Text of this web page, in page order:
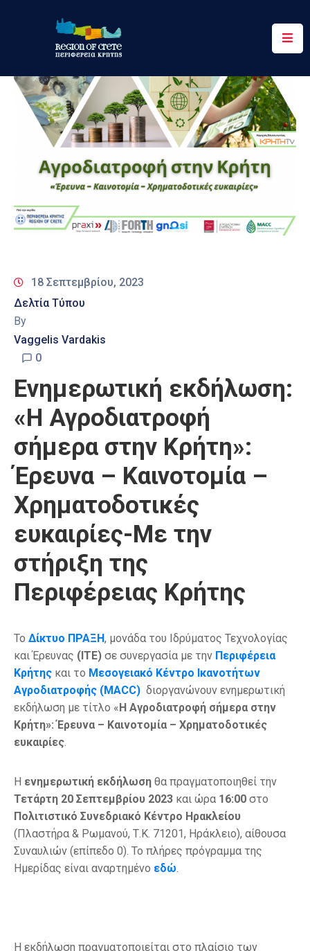
Περιφέρεια
Ενημέρωση
Έργα
Δράσεις
Ψηφιακές
Υπηρεσίες
18 Σεπτεμβρίου, 2023
Δελτία Τύπου
By
Vaggelis Vardakis
0
Ενημερωτική εκδήλωση:
«Η Αγροδιατροφή
σήμερα στην Κρήτη»:
Έρευνα – Καινοτομία –
Χρηματοδοτικές
ευκαιρίες-Με την
στήριξη της
Περιφέρειας Κρήτης
Το Δίκτυο ΠΡΑΞΗ, μονάδα του Ιδρύματος Τεχνολογίας
και Έρευνας (ITE) σε συνεργασία με την Περιφέρεια
Κρήτης και το Μεσογειακό Κέντρο Ικανοτήτων
Αγροδιατροφής (MACC) διοργανώνουν ενημερωτική
εκδήλωση με τίτλο «Η Αγροδιατροφή σήμερα στην
Κρήτη»: Έρευνα – Καινοτομία – Χρηματοδοτικές
ευκαιρίες
Η ενημερωτική εκδήλωση θα πραγματοποιηθεί την
Τετάρτη 20 Σεπτεμβρίου 2023 και ώρα 16:00 στο
Πολιτιστικό Συνεδριακό Κέντρο Ηρακλείου
(Πλαστήρα & Ρωμανού, Τ.Κ. 71201, Ηράκλειο), αίθουσα
Συναυλιών (επίπεδο 0). Το πλήρες πρόγραμμα της
Ημερίδας είναι αναρτημένο εδώ
Η εκδήλωση πραγματοποιείται στο πλαίσιο των